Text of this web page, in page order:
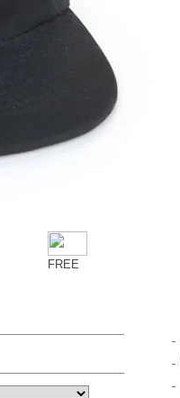
FREE